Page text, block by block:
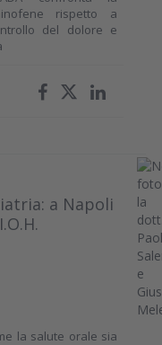
rispetto a
del dolore e
a Napoli
la salute orale sia